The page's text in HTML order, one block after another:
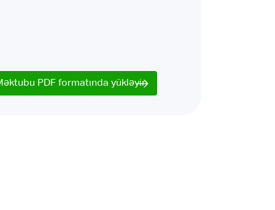
PDF formatında yükləyin